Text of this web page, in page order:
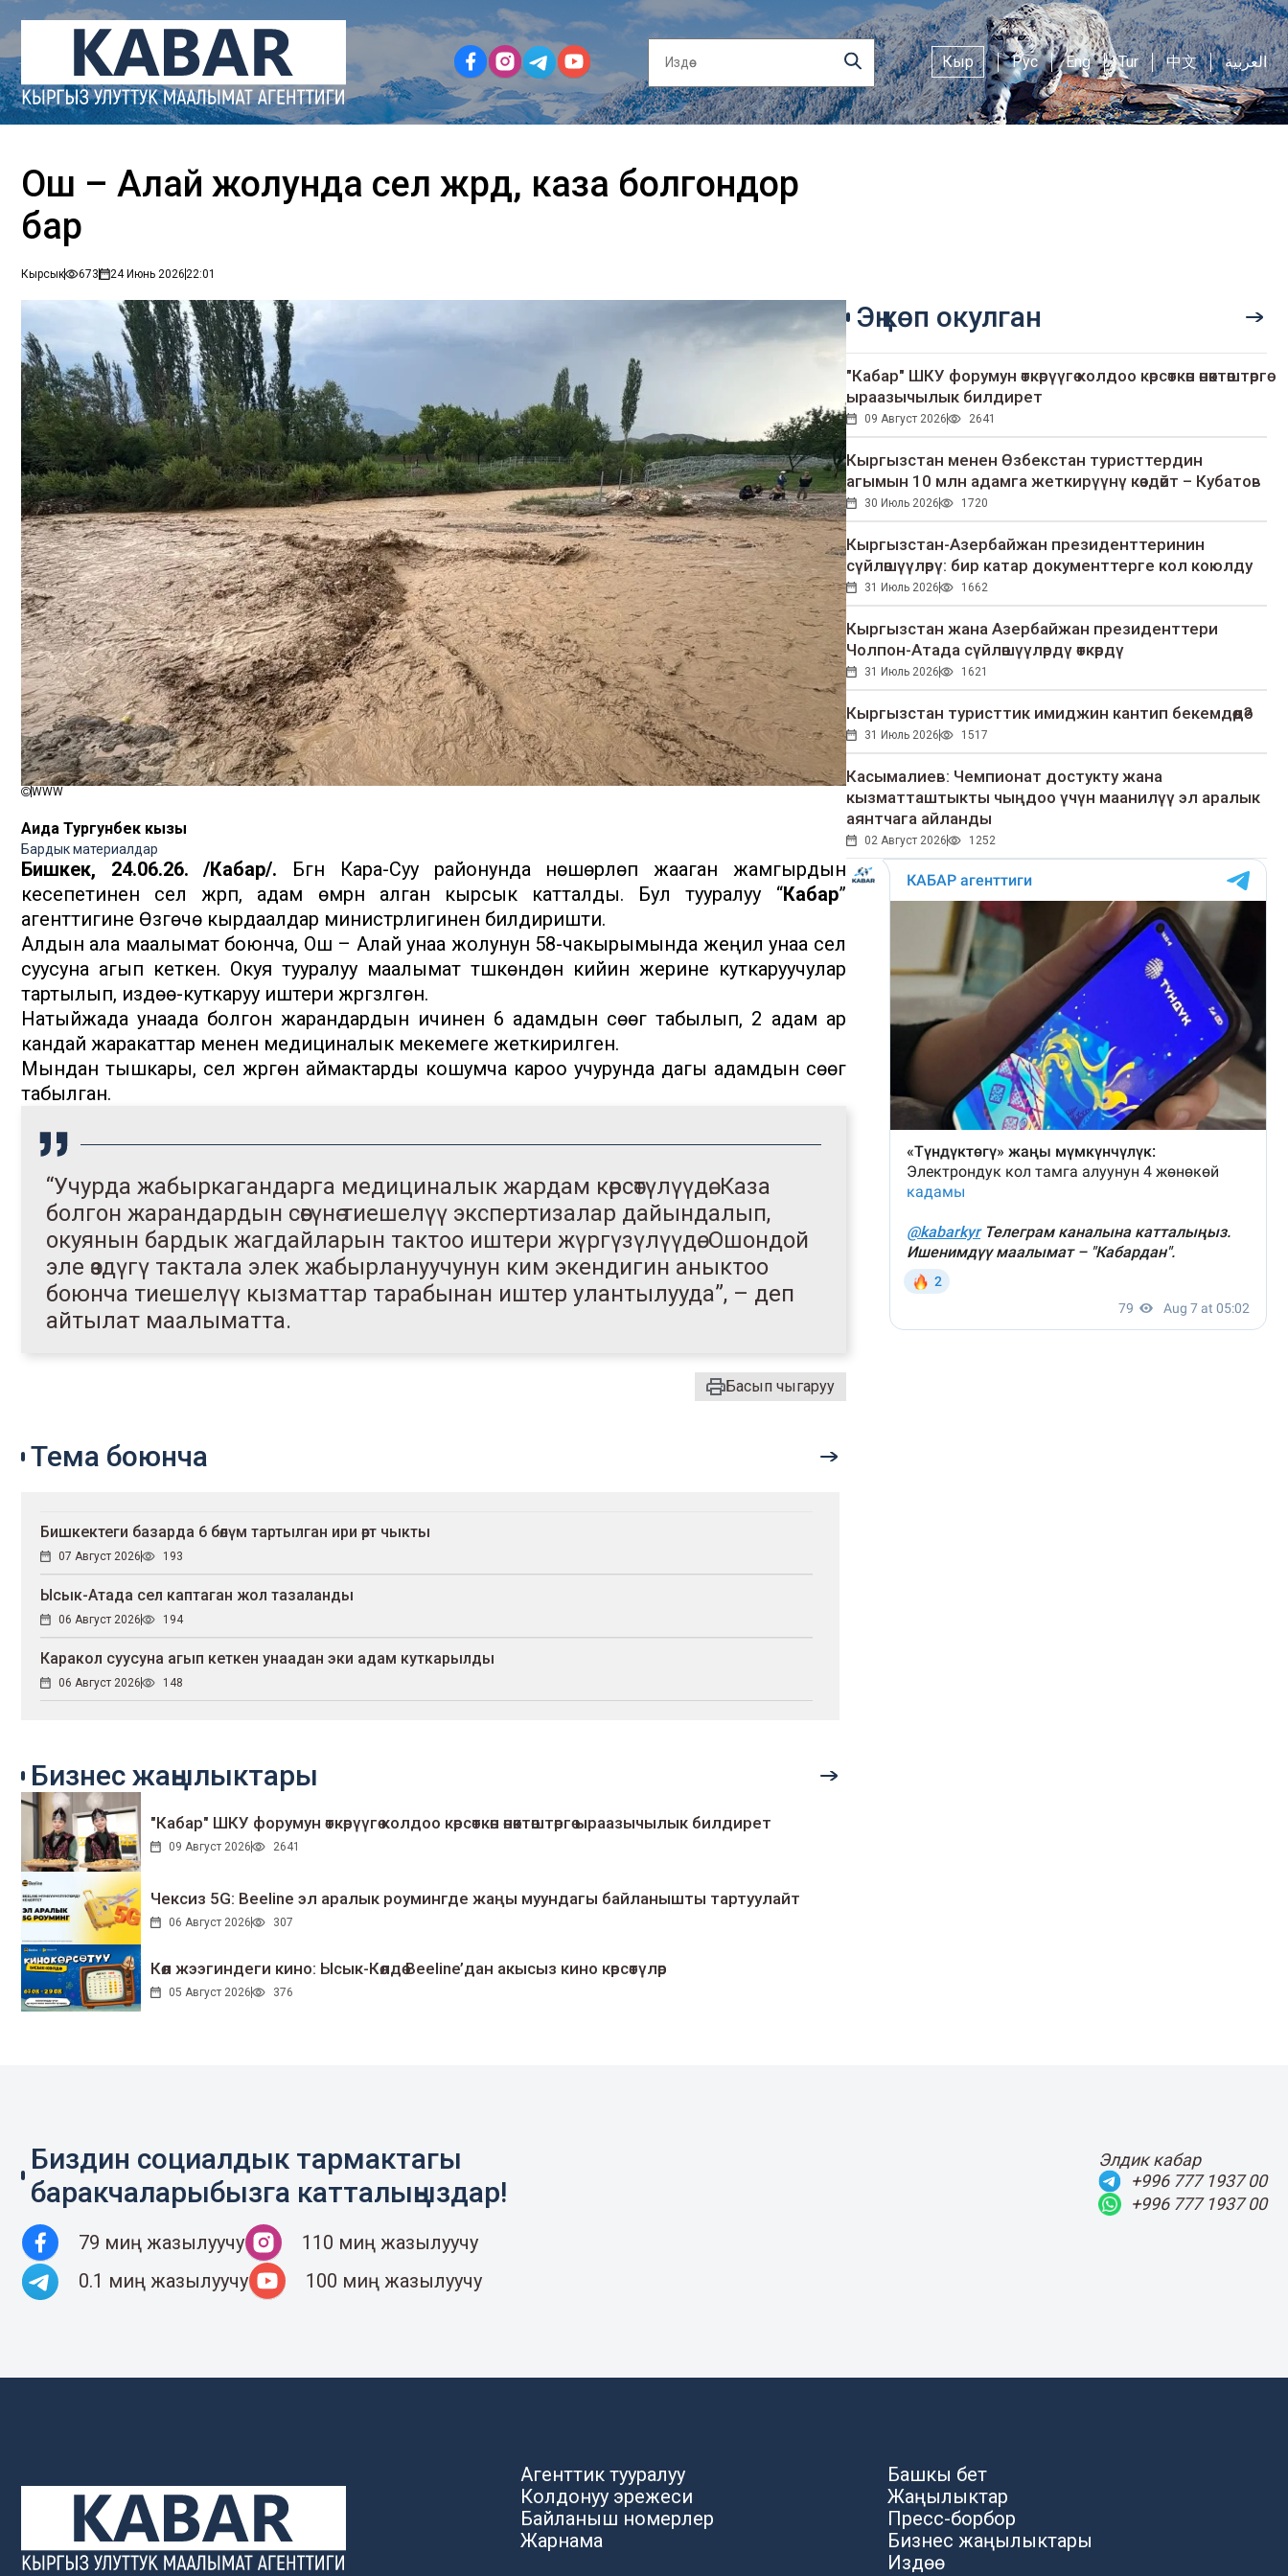
Кыр Рус Eng Tur 中文 العربية
Ош – Алай жолунда сел жүрдү, каза болгондор
бар
Кырсык 673 24 Июнь 202622:01
WWW
Аида Тургунбек кызы
Бардык материалдар
Бишкек, 24.06.26. /Кабар/. Бүгүн Кара-Суу районунда нөшөрлөп жааган жамгырдын
кесепетинен сел жүрүп, адам өмүрүн алган кырсык катталды. Бул тууралуу “Кабар”
агенттигине Өзгөчө кырдаалдар министрлигинен билдиришти.
Алдын ала маалымат боюнча, Ош – Алай унаа жолунун 58-чакырымында жеңил унаа сел
суусуна агып кеткен. Окуя тууралуу маалымат түшкөндөн кийин жерине куткаруучулар
тартылып, издөө-куткаруу иштери жүргүзүлгөн.
Натыйжада унаада болгон жарандардын ичинен 6 адамдын сөөгү табылып, 2 адам ар
кандай жаракаттар менен медициналык мекемеге жеткирилген.
Мындан тышкары, сел жүргөн аймактарды кошумча кароо учурунда дагы адамдын сөөгү
табылган.
“Учурда жабыркагандарга медициналык жардам көрсөтүлүүдө. Каза
болгон жарандардын сөөгүнө тиешелүү экспертизалар дайындалып,
окуянын бардык жагдайларын тактоо иштери жүргүзүлүүдө. Ошондой
эле өздүгү тактала элек жабырлануучунун ким экендигин аныктоо
боюнча тиешелүү кызматтар тарабынан иштер улантылууда”, – деп
айтылат маалыматта.
Басып чыгаруу
Эң көп окулган
"Кабар" ШКУ форумун өткөрүүгө колдоо көрсөткөн өнөктөштөргө
ыраазычылык билдирет
09 Август 2026 2641
Кыргызстан менен Өзбекстан туристтердин
агымын 10 млн адамга жеткирүүнү көздөйт – Кубатов
30 Июль 2026 1720
Кыргызстан-Азербайжан президенттеринин
сүйлөшүүлөрү: бир катар документтерге кол коюлду
31 Июль 2026 1662
Кыргызстан жана Азербайжан президенттери
Чолпон-Атада сүйлөшүүлөрдү өткөрдү
31 Июль 2026 1621
Кыргызстан туристтик имиджин кантип бекемдөөдө?
31 Июль 2026 1517
Касымалиев: Чемпионат достукту жана
кызматташтыкты чыңдоо үчүн маанилүү эл аралык
аянтчага айланды
02 Август 2026 1252
Тема боюнча
Бишкектеги базарда 6 бөлүм тартылган ири өрт чыкты
07 Август 2026 193
Ысык-Атада сел каптаган жол тазаланды
06 Август 2026 194
Каракол суусуна агып кеткен унаадан эки адам куткарылды
06 Август 2026 148
Бизнес жаңылыктары
"Кабар" ШКУ форумун өткөрүүгө колдоо көрсөткөн өнөктөштөргө ыраазычылык билдирет
09 Август 2026 2641
Чексиз 5G: Beeline эл аралык роумингде жаңы муундагы байланышты тартуулайт
06 Август 2026 307
Көл жээгиндеги кино: Ысык-Көлдө Beeline’дан акысыз кино көрсөтүлөр
05 Август 2026 376
Биздин социалдык тармактагы
баракчаларыбызга катталыңыздар!
79 миң жазылуучу
110 миң жазылуучу
0.1 миң жазылуучу
100 миң жазылуучу
Элдик кабар
+996 777 1937 00
+996 777 1937 00
Агенттик тууралуу
Колдонуу эрежеси
Байланыш номерлер
Жарнама
Башкы бет
Жаңылыктар
Пресс-борбор
Бизнес жаңылыктары
Издөө